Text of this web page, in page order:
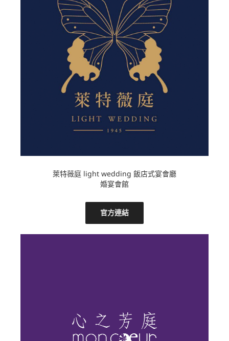
萊特薇庭 light wedding 飯店式宴會廳
婚宴會館
官方連結